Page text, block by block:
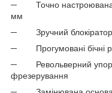
─ Точно настроювана
мм
─ Зручний блокіратор
─ Прогумовані бічні
─ Револьверний упор
фрезерування